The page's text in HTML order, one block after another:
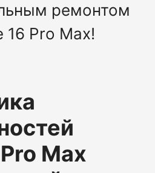
ремонтом
16 Pro Max!
Max